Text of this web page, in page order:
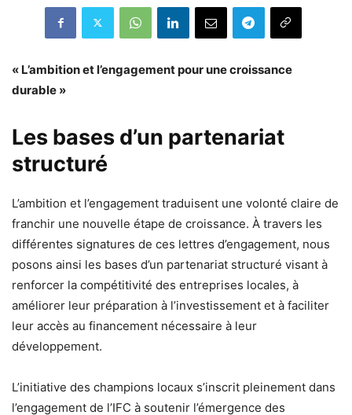
« L’ambition et l’engagement pour une croissance
durable »
Les bases d’un partenariat
structuré
L’ambition et l’engagement traduisent une volonté claire de
franchir une nouvelle étape de croissance. À travers les
différentes signatures de ces lettres d’engagement, nous
posons ainsi les bases d’un partenariat structuré visant à
renforcer la compétitivité des entreprises locales, à
améliorer leur préparation à l’investissement et à faciliter
leur accès au financement nécessaire à leur
développement.
L’initiative des champions locaux s’inscrit pleinement dans
l’engagement de l’IFC à soutenir l’émergence des